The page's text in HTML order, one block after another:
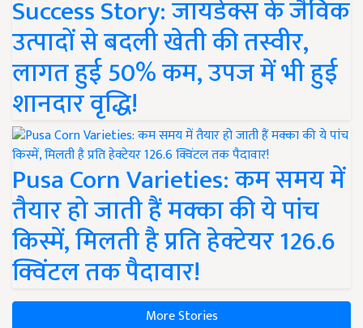
Success Story: जायडेक्स के जैविक
उत्पादों से बदली खेती की तस्वीर,
लागत हुई 50% कम, उपज में भी हुई
शानदार वृद्धि!
Pusa Corn Varieties: कम समय में
तैयार हो जाती हैं मक्का की ये पांच
किस्में, मिलती है प्रति हेक्टेयर 126.6
क्विंटल तक पैदावार!
More Stories